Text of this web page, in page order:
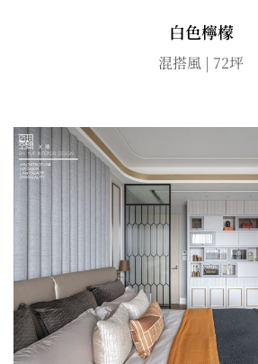
白色檸檬
混搭風 | 72坪